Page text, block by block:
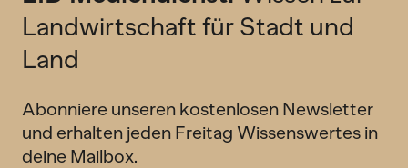
Landwirtschaft für Stadt und
Land
Abonniere unseren kostenlosen Newsletter
und erhalten jeden Freitag Wissenswertes in
deine Mailbox.